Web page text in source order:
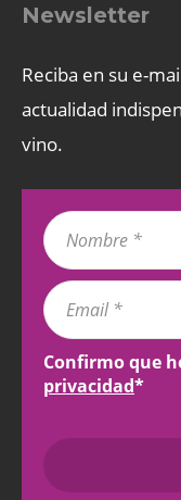
Newsletter
Reciba en su e-
actualidad
vino.
Confirmo que
privacidad*